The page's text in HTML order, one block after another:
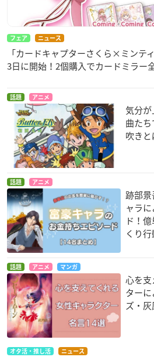
フェア ニュース
「カードキャプターさくら×ミンテ
3日に開始！2個購入でカードミラー
話題 アニメ
気分
曲た
吹きと
話題 アニメ
跡部
ャラ
ド！
くり
話題 アニメ マンガ
心を支
ター
ズ・
オタ活・推し活 ニュース